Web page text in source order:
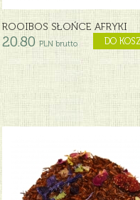
ROOIBOS SŁOŃCE AFRYKI
20.80 PLN brutto DO